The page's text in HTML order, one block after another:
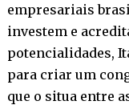
empresariais
investem e
potencialidades,
para criar um
que o situa entre